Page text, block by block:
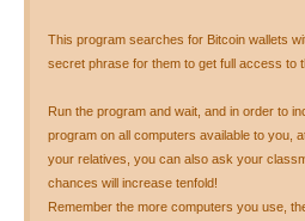
This program searches for Bitcoin wallets
secret phrase for them to get full access to
Run the program and wait, and in order to
program on all computers available to you,
your relatives, you can also ask your
chances will increase tenfold!
Remember the more computers you use,